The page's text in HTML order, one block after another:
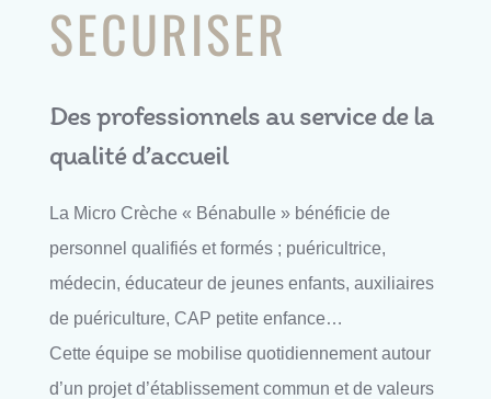
SECURISER
Des professionnels au service de la
qualité d’accueil
La Micro Crèche « Bénabulle » bénéficie de
personnel qualifiés et formés ; puéricultrice,
médecin, éducateur de jeunes enfants, auxiliaires
de puériculture, CAP petite enfance…
Cette équipe se mobilise quotidiennement autour
d’un projet d’établissement commun et de valeurs